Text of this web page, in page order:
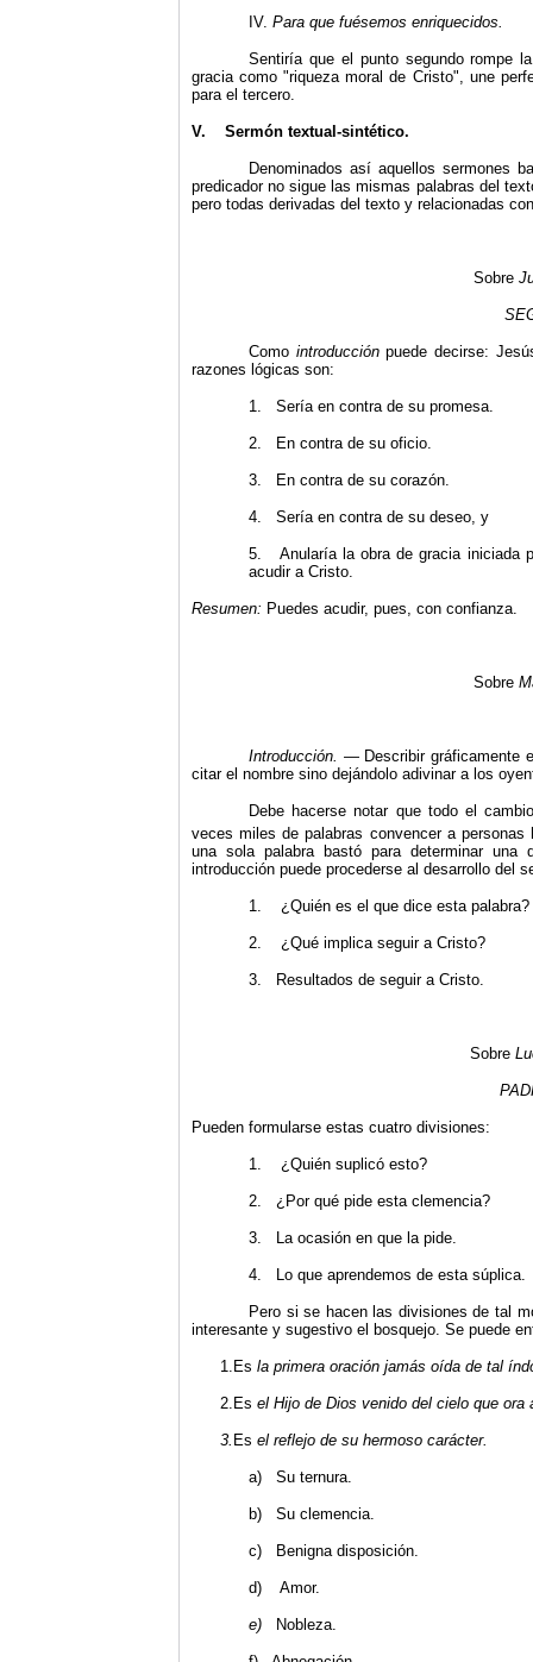
IV. Para que fuésemos enriquecidos.
Sentiría que el punto segundo rompe
gracia como "riqueza moral de Cristo", une
para el tercero.
V. Sermón textual-sintético.
Denominados así aquellos sermones
predicador no sigue las mismas palabras del
pero todas derivadas del texto y relacionadas
Sobre
Como introducciónpuede decirse:
razones lógicas son:
1. Sería en contra de su promesa.
2. En contra de su oficio.
3. En contra de su corazón.
4. Sería en contra de su deseo, y
5. Anularía la obra de gracia iniciada
acudir a Cristo.
Resumen: Puedes acudir, pues, con confianza.
Sobre
Introducción. — Describir gráficamente
citar el nombre sino dejándolo adivinar a los
Debe hacerse notar que todo el
veces miles de palabras convencer a
una sola palabra bastó para determinar una
introducción puede procederse al desarrollo del
1. ¿Quién es el que dice esta palabra?
2. ¿Qué implica seguir a Cristo?
3. Resultados de seguir a Cristo.
Sobre
Pueden formularse estas cuatro divisiones:
1. ¿Quién suplicó esto?
2. ¿Por qué pide esta clemencia?
3. La ocasión en que la pide.
4. Lo que aprendemos de esta súplica.
Pero si se hacen las divisiones de tal
interesante y sugestivo el bosquejo. Se puede
1.Es la primera oración jamás oída de tal
2.Es el Hijo de Dios venido del cielo que
3. Es el reflejo de su hermoso carácter.
a) Su ternura.
b) Su clemencia.
c) Benigna disposición.
d) Amor.
e) Nobleza.